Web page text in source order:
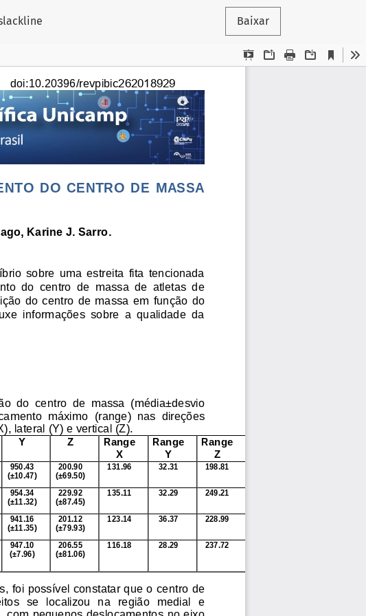
Baixar